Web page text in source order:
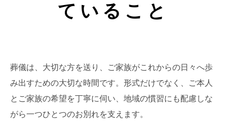
ていること
葬儀は、大切な方を送り、ご家族がこれからの日々へ歩
み出すための大切な時間です。形式だけでなく、ご本人
とご家族の希望を丁寧に伺い、地域の慣習にも配慮しな
がら一つひとつのお別れを支えます。